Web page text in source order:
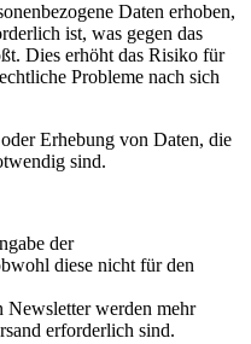
Daten erhoben,
ist, was gegen das
Dies erhöht das Risiko für
Probleme nach sich
Erhebung von Daten, die
sind.
der
diese nicht für den
Newsletter werden mehr
erforderlich sind.